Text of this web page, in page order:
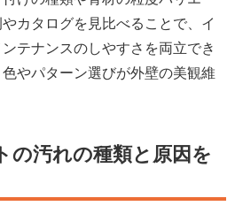
カタログを見比べることで、イ
テナンスのしやすさを両立でき
やパターン選びが外壁の美観維
の汚れの種類と原因を